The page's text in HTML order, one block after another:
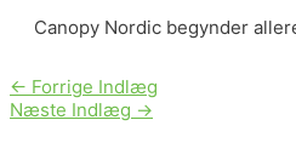
Canopy Nordic begynder
← Forrige Indlæg
Næste Indlæg →